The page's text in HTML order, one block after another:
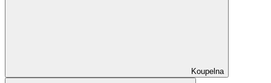
Koupelna